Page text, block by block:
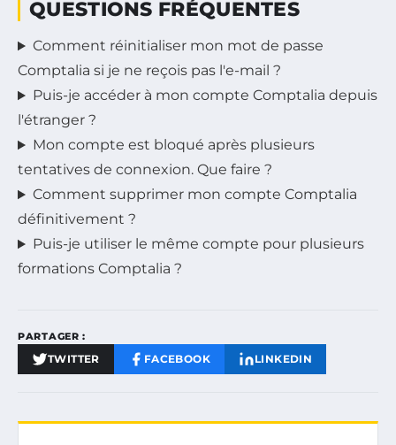
QUESTIONS FRÉQUENTES
Comment réinitialiser mon mot de passe
Comptalia si je ne reçois pas l'e-mail ?
Puis-je accéder à mon compte Comptalia depuis
l'étranger ?
Mon compte est bloqué après plusieurs
tentatives de connexion. Que faire ?
Comment supprimer mon compte Comptalia
définitivement ?
Puis-je utiliser le même compte pour plusieurs
formations Comptalia ?
PARTAGER :
TWITTER FACEBOOK LINKEDIN